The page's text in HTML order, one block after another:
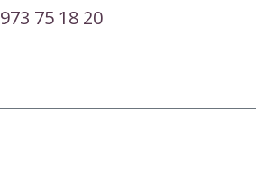
973 75 18 20